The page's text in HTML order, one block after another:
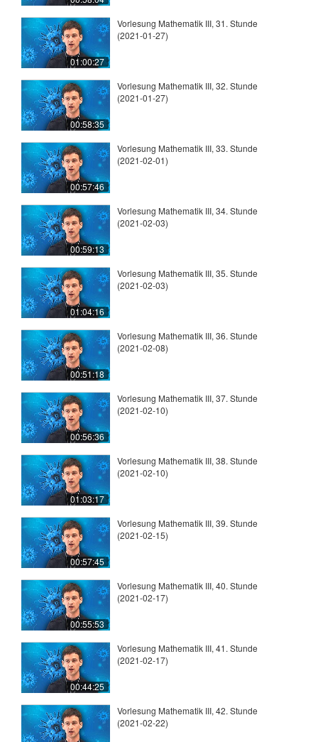
01:00:27
Vorlesung Mathematik III, 31. Stunde
(2021-01-27)
00:58:35
Vorlesung Mathematik III, 32. Stunde
(2021-01-27)
00:57:46
Vorlesung Mathematik III, 33. Stunde
(2021-02-01)
00:59:13
Vorlesung Mathematik III, 34. Stunde
(2021-02-03)
01:04:16
Vorlesung Mathematik III, 35. Stunde
(2021-02-03)
00:51:18
Vorlesung Mathematik III, 36. Stunde
(2021-02-08)
00:56:36
Vorlesung Mathematik III, 37. Stunde
(2021-02-10)
01:03:17
Vorlesung Mathematik III, 38. Stunde
(2021-02-10)
00:57:45
Vorlesung Mathematik III, 39. Stunde
(2021-02-15)
00:55:53
Vorlesung Mathematik III, 40. Stunde
(2021-02-17)
00:44:25
Vorlesung Mathematik III, 41. Stunde
(2021-02-17)
Vorlesung Mathematik III, 42. Stunde
(2021-02-22)